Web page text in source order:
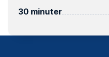
30 minuter